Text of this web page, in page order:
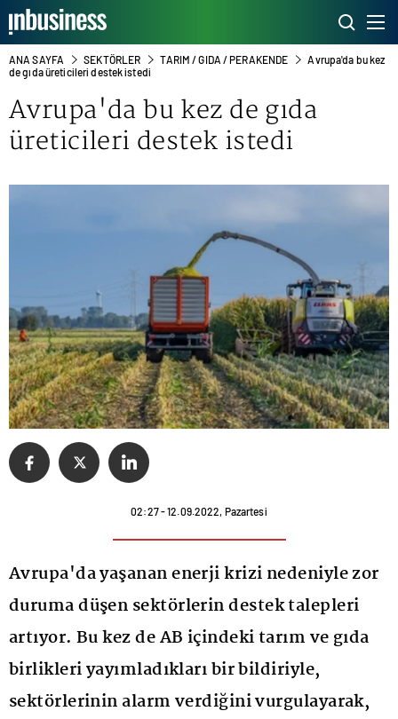
ANA SAYFA SEKTÖRLER TARIM / GIDA / PERAKENDE
Avrupa'da bu kez
de gıda üreticileri destek istedi
Avrupa'da bu kez de gıda
üreticileri destek istedi
02:27 - 12.09.2022, Pazartesi
Avrupa'da yaşanan enerji krizi nedeniyle zor
duruma düşen sektörlerin destek talepleri
artıyor. Bu kez de AB içindeki tarım ve gıda
birlikleri yayımladıkları bir bildiriyle,
sektörlerinin alarm verdiğini vurgulayarak,